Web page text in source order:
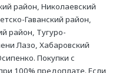
район, Николаевский
Гаванский район,
район, Тугуро-
Лазо, Хабаровский
Покупки с
100% предоплате. Если